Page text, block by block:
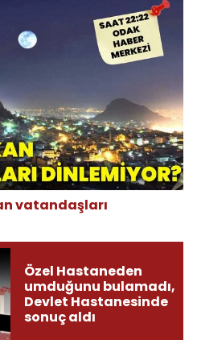
vatandaşları
Özel Hastaneden
umduğunu bulamadı,
Devlet Hastanesinde
sonuç aldı